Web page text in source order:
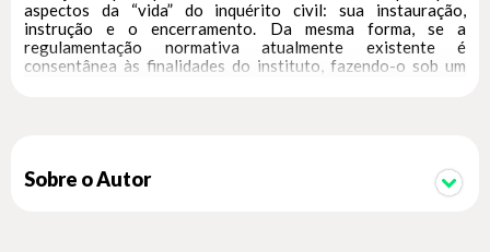
aspectos da “vida” do inquérito civil: sua instauração,
instrução e o encerramento. Da mesma forma, se a
regulamentação normativa atualmente existente é
consentânea às finalidades do instituto, fazendo-o sob um
Também foram abordados os poderes investigatórios do
Ministério Público, cível e criminal, a origem do inquérito
Sobre o Autor